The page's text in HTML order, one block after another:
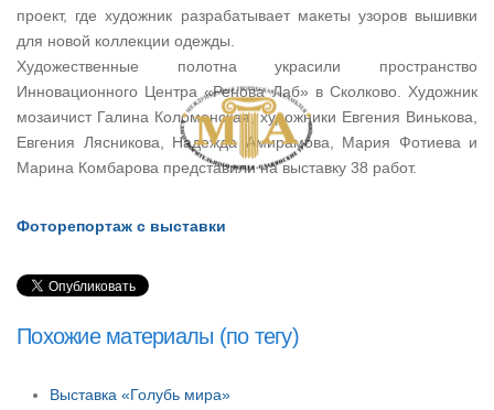
проект, где художник разрабатывает макеты узоров вышивки
для новой коллекции одежды.
Художественные полотна украсили пространство
Инновационного Центра «Ренова Лаб» в Сколково. Художник
мозаичист Галина Коломенская, художники Евгения Винькова,
Евгения Лясникова, Надежда Амирамова, Мария Фотиева и
Марина Комбарова представили на выставку 38 работ.
Фоторепортаж с выставки
Похожие материалы (по тегу)
Выставка «Голубь мира»